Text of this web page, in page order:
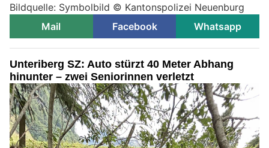
Bildquelle: Symbolbild © Kantonspolizei Neuenburg
Mail
Facebook Whatsapp
Unteriberg SZ: Auto stürzt 40 Meter Abhang
hinunter – zwei Seniorinnen verletzt